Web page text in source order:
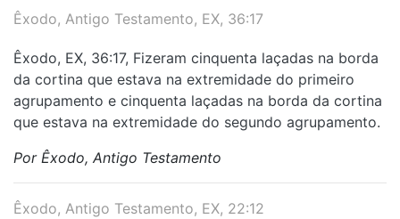
Êxodo, Antigo Testamento, EX, 36:17
Êxodo, EX, 36:17, Fizeram cinquenta laçadas na borda
da cortina que estava na extremidade do primeiro
agrupamento e cinquenta laçadas na borda da cortina
que estava na extremidade do segundo agrupamento.
Por Êxodo, Antigo Testamento
Êxodo, Antigo Testamento, EX, 22:12